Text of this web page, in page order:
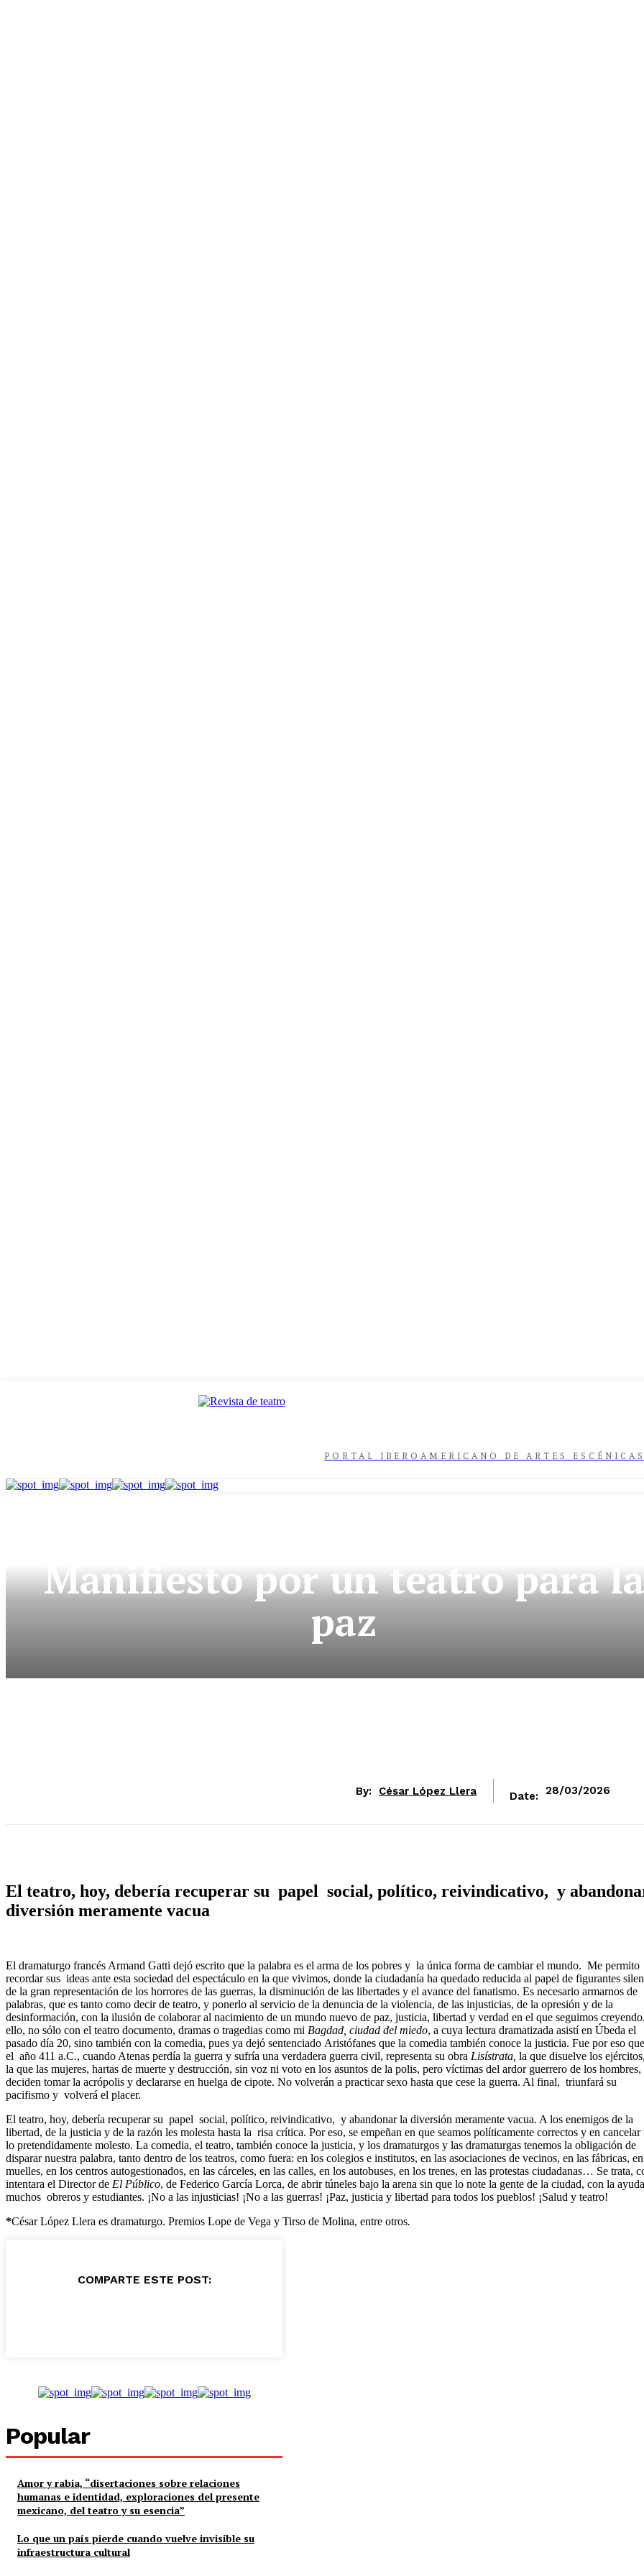
PORTAL IBEROAMERICANO DE ARTES
Manifiesto por un teatro para la
paz
By: César López Llera Date: 28/03/2026
El teatro, hoy, debería recuperar su papel social, político, reivindicativo, y
diversión meramente vacua
El dramaturgo francés Armand Gatti dejó escrito que la palabra es el arma de los pobres y la única forma de cambiar el mundo. Me permito
recordar sus ideas ante esta sociedad del espectáculo en la que vivimos, donde la ciudadanía ha quedado reducida al papel de figurantes
de la gran representación de los horrores de las guerras, la disminución de las libertades y el avance del fanatismo. Es necesario armarnos de
palabras, que es tanto como decir de teatro, y ponerlo al servicio de la denuncia de la violencia, de las injusticias, de la opresión y de la
desinformación, con la ilusión de colaborar al nacimiento de un mundo nuevo de paz, justicia, libertad y verdad en el que seguimos
ello, no sólo con el teatro documento, dramas o tragedias como mi Bagdad, ciudad del miedo, a cuya lectura dramatizada asistí en Úbeda el
pasado día 20, sino también con la comedia, pues ya dejó sentenciado Aristófanes que la comedia también conoce la justicia. Fue por eso
el año 411 a.C., cuando Atenas perdía la guerra y sufría una verdadera guerra civil, representa su obra Lisístrata, la que disuelve los
la que las mujeres, hartas de muerte y destrucción, sin voz ni voto en los asuntos de la polis, pero víctimas del ardor guerrero de los hombres,
deciden tomar la acrópolis y declararse en huelga de cipote. No volverán a practicar sexo hasta que cese la guerra. Al final, triunfará su
pacifismo y volverá el placer.
El teatro, hoy, debería recuperar su papel social, político, reivindicativo, y abandonar la diversión meramente vacua. A los enemigos de la
libertad, de la justicia y de la razón les molesta hasta la risa crítica. Por eso, se empeñan en que seamos políticamente correctos y en cancelar
lo pretendidamente molesto. La comedia, el teatro, también conoce la justicia, y los dramaturgos y las dramaturgas tenemos la obligación de
disparar nuestra palabra, tanto dentro de los teatros, como fuera: en los colegios e institutos, en las asociaciones de vecinos, en las fábricas,
muelles, en los centros autogestionados, en las cárceles, en las calles, en los autobuses, en los trenes, en las protestas ciudadanas… Se trata,
intentara el Director de El Público, de Federico García Lorca, de abrir túneles bajo la arena sin que lo note la gente de la ciudad, con la
muchos obreros y estudiantes. ¡No a las injusticias! ¡No a las guerras! ¡Paz, justicia y libertad para todos los pueblos! ¡Salud y teatro!
*César López Llera es dramaturgo. Premios Lope de Vega y Tirso de Molina, entre otros.
COMPARTE ESTE POST:
Popular
Amor y rabia, “disertaciones sobre relaciones
humanas e identidad, exploraciones del presente
mexicano, del teatro y su esencia”
Lo que un país pierde cuando vuelve invisible su
infraestructura cultural